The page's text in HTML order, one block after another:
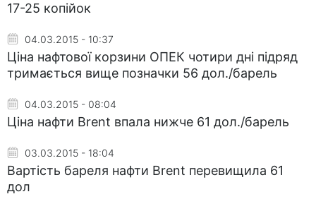
17-25 копійок
04.03.2015 - 10:37
Ціна нафтової корзини ОПЕК чотири дні підряд
тримається вище позначки 56 дол./барель
04.03.2015 - 08:04
Ціна нафти Brent впала нижче 61 дол./барель
03.03.2015 - 18:04
Вартість бареля нафти Brent перевищила 61
дол